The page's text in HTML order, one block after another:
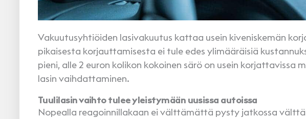
Vakuutusyhtiöiden lasivakuutus kattaa usein kiveniskemän
pikaisesta korjauttamisesta ei tule edes ylimääräisiä
pieni, alle 2 euron kolikon kokoinen särö on usein korjattavissa
lasin vaihdattaminen.
Tuulilasin vaihto tulee yleistymään uusissa autoissa
Nopealla reagoinnillakaan ei välttämättä pysty jatkossa